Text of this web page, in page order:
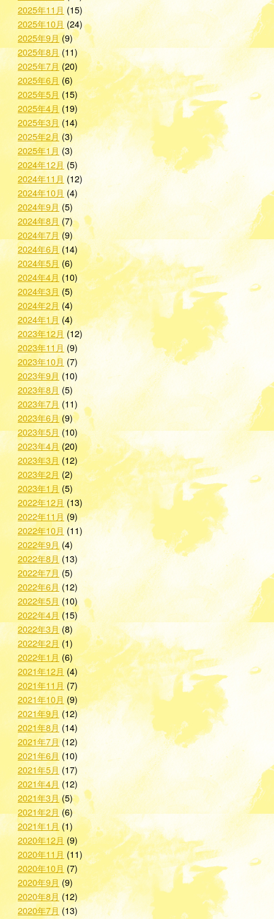
2025年11月 (15)
2025年10月 (24)
2025年9月 (9)
2025年8月(11)
2025年7月 (20)
2025年6月 (6)
2025年5月 (15)
2025年4月 (19)
2025年3月 (14)
2025年2月 (3)
2025年1月(3)
2024年12月 (5)
2024年11月 (12)
2024年10月 (4)
2024年9月 (5)
2024年8月 (7)
2024年7月(9)
2024年6月(14)
2024年5月 (6)
2024年4月 (10)
2024年3月 (5)
2024年2月(4)
2024年1月(4)
2023年12月 (12)
2023年11月(9)
2023年10月 (7)
2023年9月 (10)
2023年8月 (5)
2023年7月 (11)
2023年6月(9)
2023年5月(10)
2023年4月(20)
2023年3月 (12)
2023年2月 (2)
2023年1月 (5)
2022年12月 (13)
2022年11月(9)
2022年10月 (11)
2022年9月(4)
2022年8月(13)
2022年7月 (5)
2022年6月 (12)
2022年5月 (10)
2022年4月 (15)
2022年3月(8)
2022年2月 (1)
2022年1月 (6)
2021年12月 (4)
2021年11月 (7)
2021年10月 (9)
2021年9月 (12)
2021年8月 (14)
2021年7月(12)
2021年6月 (10)
2021年5月 (17)
2021年4月(12)
2021年3月(5)
2021年2月(6)
2021年1月(1)
2020年12月 (9)
2020年11月 (11)
2020年10月 (7)
2020年9月(9)
2020年8月(12)
2020年7月 (13)